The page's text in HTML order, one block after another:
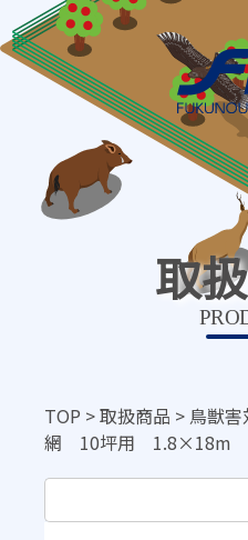
取
TOP >取扱商品 > 鳥獣
網 10坪用 1.8×18m